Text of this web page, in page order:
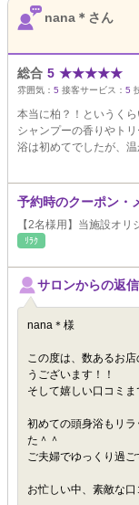
nana＊さん
総合 5 ★★★★★
雰囲気： 5 接客サービス： 5
本当に柏？！というく
シャンプーの香りやト
浴は初めてでしたが、
予約時のクーポン・
【2名様用】当施設オ
ﾘﾗｸ
サロンからの返
nana＊様
この度は、数あるお
うございます！！
そして嬉しい口コミ
初めての頭身浴もリ
た＾＾
ご夫婦でゆっくり過
お忙しい中、素敵な